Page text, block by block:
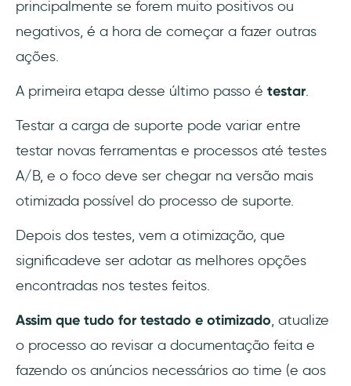
principalmente se forem muito positivos ou
negativos, é a hora de começar a fazer outras
ações.
A primeira etapa desse último passo é testar.
Testar a carga de suporte pode variar entre
testar novas ferramentas e processos até testes
A/B, e o foco deve ser chegar na versão mais
otimizada possível do processo de suporte.
Depois dos testes, vem a otimização, que
significadeve ser adotar as melhores opções
encontradas nos testes feitos.
Assim que tudo for testado e otimizado, atualize
o processo ao revisar a documentação feita e
fazendo os anúncios necessários ao time (e aos